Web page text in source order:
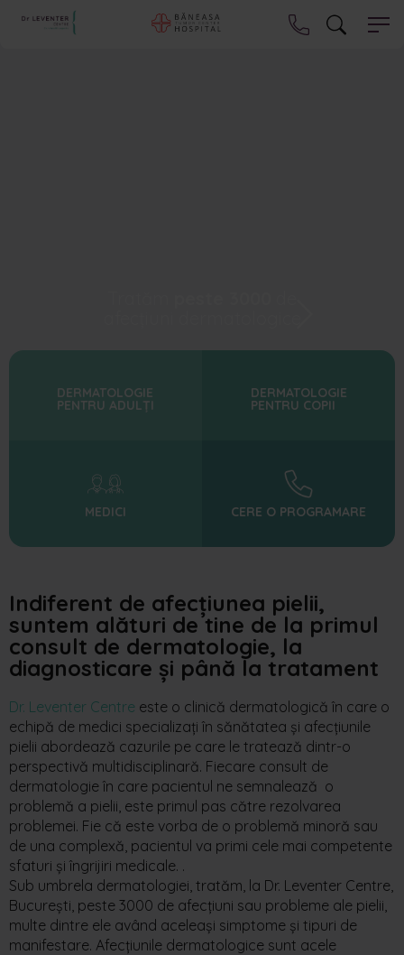
DERMATOLOGIE
PENTRU ADULȚI
DERMATOLOGIE
PENTRU COPII
MEDICI CERE O PROGRAMARE
Indiferent de afecțiunea pielii,
suntem alături de tine de la primul
consult de dermatologie, la
diagnosticare și până la tratament
Dr. Leventer Centre este o clinică dermatologică în care o
echipă de medici specializați în sănătatea și afecțiunile
pielii abordează cazurile pe care le tratează dintr-o
perspectivă multidisciplinară. Fiecare consult de
dermatologie în care pacientul ne semnalează o
problemă a pielii, este primul pas către rezolvarea
problemei. Fie că este vorba de o problemă minoră sau
de una complexă, pacientul va primi cele mai competente
sfaturi și îngrijiri medicale. .
Sub umbrela dermatologiei, tratăm, la Dr. Leventer Centre,
București, peste 3000 de afecțiuni sau probleme ale pielii,
multe dintre ele având aceleași simptome și tipuri de
manifestare. Afecțiunile dermatologice sunt acele